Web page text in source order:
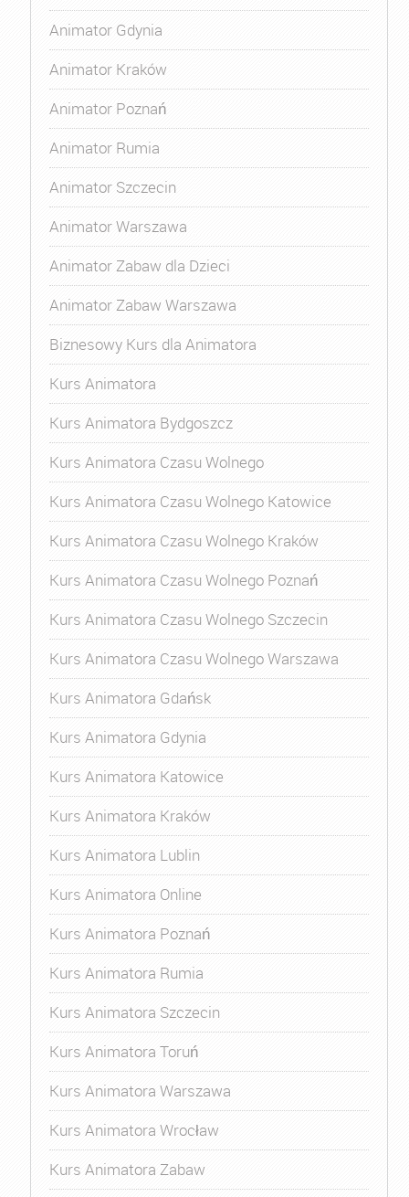
Animator Gdynia
Animator Kraków
Animator Poznań
Animator Rumia
Animator Szczecin
Animator Warszawa
Animator Zabaw dla Dzieci
Animator Zabaw Warszawa
Biznesowy Kurs dla Animatora
Kurs Animatora
Kurs Animatora Bydgoszcz
Kurs Animatora Czasu Wolnego
Kurs Animatora Czasu Wolnego Katowice
Kurs Animatora Czasu Wolnego Kraków
Kurs Animatora Czasu Wolnego Poznań
Kurs Animatora Czasu Wolnego Szczecin
Kurs Animatora Czasu Wolnego Warszawa
Kurs Animatora Gdańsk
Kurs Animatora Gdynia
Kurs Animatora Katowice
Kurs Animatora Kraków
Kurs Animatora Lublin
Kurs Animatora Online
Kurs Animatora Poznań
Kurs Animatora Rumia
Kurs Animatora Szczecin
Kurs Animatora Toruń
Kurs Animatora Warszawa
Kurs Animatora Wrocław
Kurs Animatora Zabaw